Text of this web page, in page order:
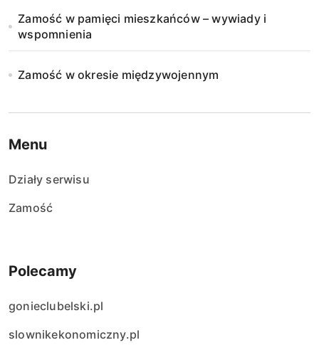
n
i
e
Zamość w pamięci mieszkańców – wywiady i
wspomnienia
Zamość w okresie międzywojennym
Menu
Działy serwisu
Zamość
Polecamy
gonieclubelski.pl
slownikekonomiczny.pl